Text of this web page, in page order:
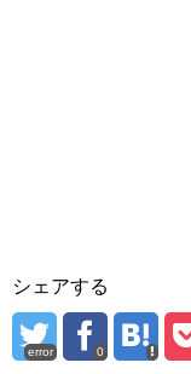
シェアする
error 0